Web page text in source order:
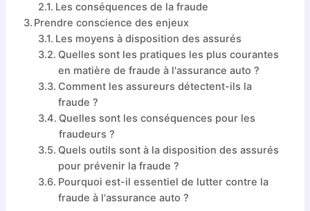
Les conséquences de la fraude
Prendre conscience des enjeux
Les moyens à disposition des assurés
Quelles sont les pratiques les plus courantes
en matière de fraude à l'assurance auto ?
Comment les assureurs détectent-ils la
fraude ?
Quelles sont les conséquences pour les
fraudeurs ?
Quels outils sont à la disposition des assurés
pour prévenir la fraude ?
Pourquoi est-il essentiel de lutter contre la
fraude à l'assurance auto ?